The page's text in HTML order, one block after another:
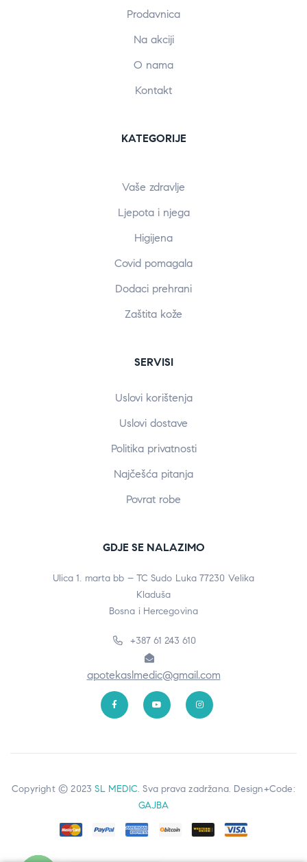
Prodavnica
Na akciji
O nama
Kontakt
KATEGORIJE
Vaše zdravlje
Ljepota i njega
Higijena
Covid pomagala
Dodaci prehrani
Zaštita kože
SERVISI
Uslovi korištenja
Uslovi dostave
Politika privatnosti
Najčešća pitanja
Povrat robe
GDJE SE NALAZIMO
Ulica 1. marta bb – TC Sudo Luka 77230 Velika
Kladuša
Bosna i Hercegovina
+387 61 243 610
apotekaslmedic@gmail.com
Copyright © 2023SL MEDIC. Sva prava zadržana. Design+Code:
GAJBA